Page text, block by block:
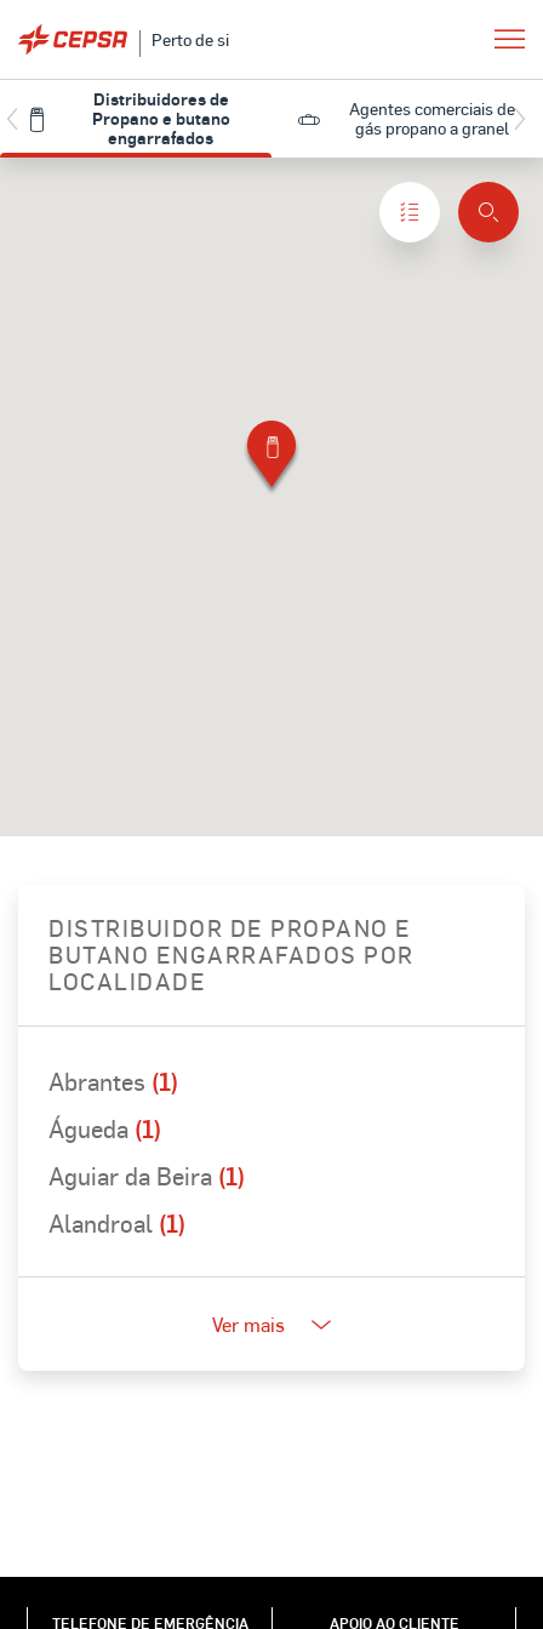
Perto de si
Distribuidores de
Propano e butano
engarrafados
Agentes comerciais de
gás propano a granel
DISTRIBUIDOR DE PROPANO E
BUTANO ENGARRAFADOS POR
LOCALIDADE
Ver mais
Abrantes (1)
Águeda (1)
Aguiar da Beira (1)
Alandroal (1)
TELEFONE DE EMERGÊNCIA APOIO AO CLIENTE